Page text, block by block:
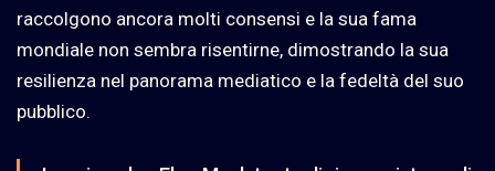
raccolgono ancora molti consensi e la sua fama
mondiale non sembra risentirne, dimostrando la sua
resilienza nel panorama mediatico e la fedeltà del suo
pubblico.